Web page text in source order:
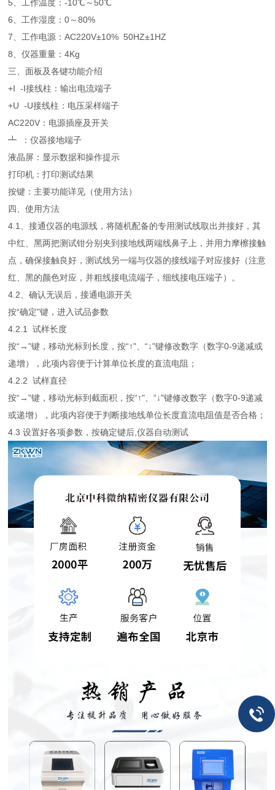
5、工作温度：-10℃～50℃
6、工作湿度：0～80%
7、工作电源：AC220V±10% 50HZ±1HZ
8、仪器重量：4Kg
三、面板及各键功能介绍
+I -I接线柱：输出电流端子
+U -U接线柱：电压采样端子
AC220V：电源插座及开关
┻ ：仪器接地端子
液晶屏：显示数据和操作提示
打印机：打印测试结果
按键：主要功能详见（使用方法）
四、使用方法
4.1、接通仪器的电源线，将随机配备的专用测试线取出并接好，其
中红、黑两把测试钳分别夹到接地线两端线鼻子上，并用力摩檫接触
点，确保接触良好，测试线另一端与仪器的接线端子对应接好（注意
红、黑的颜色对应，并粗线接电流端子，细线接电压端子）。
4.2、确认无误后，接通电源开关
按“确定"键，进入试品参数
4.2.1 试样长度
按“→"键，移动光标到长度，按“↑"、“↓"键修改数字（数字0-9递减或
递增），此项内容便于计算单位长度的直流电阻；
4.2.2 试样直径
按“→"键，移动光标到截面积，按“↑"、“↓"键修改数字（数字0-9递减
或递增），此项内容便于判断接地线单位长度直流电阻值是否合格；
4.3 设置好各项参数，按确定键后,仪器自动测试